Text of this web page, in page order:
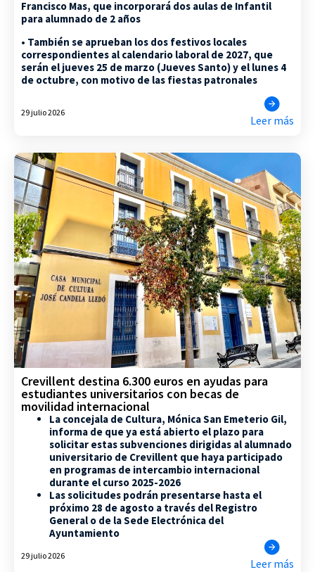
Francisco Mas, que incorporará dos aulas de Infantil
para alumnado de 2 años
• También se aprueban los dos festivos locales
correspondientes al calendario laboral de 2027, que
serán el jueves 25 de marzo (Jueves Santo) y el lunes 4
de octubre, con motivo de las fiestas patronales
29 julio 2026
Leer más
Crevillent destina 6.300 euros en ayudas para
estudiantes universitarios con becas de
movilidad internacional
La concejala de Cultura, Mónica San Emeterio Gil,
informa de que ya está abierto el plazo para
solicitar estas subvenciones dirigidas al alumnado
universitario de Crevillent que haya participado
en programas de intercambio internacional
durante el curso 2025-2026
Las solicitudes podrán presentarse hasta el
próximo 28 de agosto a través del Registro
General o de la Sede Electrónica del
Ayuntamiento
29 julio 2026
Leer más